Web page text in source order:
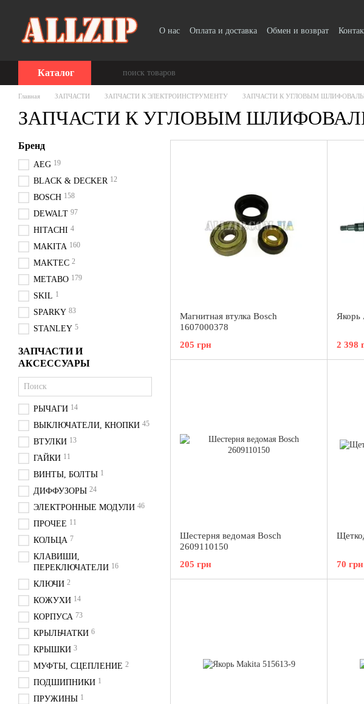
О нас Оплата и доставка Обмен и возврат
Каталог
Главная ЗАПЧАСТИ ЗАПЧАСТИ К ЭЛЕКТРОИНСТРУМЕНТУ ЗАПЧАСТИ К УГЛОВЫМ
ЗАПЧАСТИ К УГЛОВЫМ
Магнитная втулка Bosch
1607000378
205 грн
Якорь
2 398
Шестерня ведомая Bosch
2609110150
205 грн
70 грн
Бренд
AEG 19
BLACK & DECKER 12
BOSCH 158
DEWALT 97
HITACHI 4
MAKITA 160
MAKTEC 2
METABO 179
SKIL 1
SPARKY 83
STANLEY 5
ЗАПЧАСТИ И
АКСЕССУАРЫ
РЫЧАГИ 14
ВЫКЛЮЧАТЕЛИ, КНОПКИ 45
ВТУЛКИ 13
ГАЙКИ 11
ВИНТЫ, БОЛТЫ 1
ДИФФУЗОРЫ 24
ЭЛЕКТРОННЫЕ МОДУЛИ 46
ПРОЧЕЕ 11
КОЛЬЦА 7
КЛАВИШИ,
ПЕРЕКЛЮЧАТЕЛИ 16
КЛЮЧИ 2
КОЖУХИ 14
КОРПУСА 73
КРЫЛЬЧАТКИ 6
КРЫШКИ 3
МУФТЫ, СЦЕПЛЕНИЕ 2
ПОДШИПНИКИ 1
ПРУЖИНЫ 1